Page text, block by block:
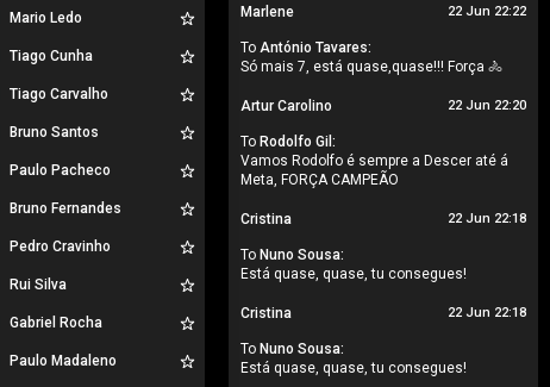
Marlene 22 Jun 22:22
To António Tavares:
Só mais 7, está quase,quase!!! Força 🚴
Artur Carolino 22 Jun 22:20
To Rodolfo Gil:
Vamos Rodolfo é sempre a Descer até á
Meta, FORÇA CAMPEÃO
Cristina 22 Jun 22:18
To Nuno Sousa:
Está quase, quase, tu consegues!
Cristina 22 Jun 22:18
To Nuno Sousa:
Está quase, quase, tu consegues!
Mario Ledo
Tiago Cunha
Tiago Carvalho
Bruno Santos
Paulo Pacheco
Bruno Fernandes
Pedro Cravinho
Rui Silva
Gabriel Rocha
Paulo Madaleno